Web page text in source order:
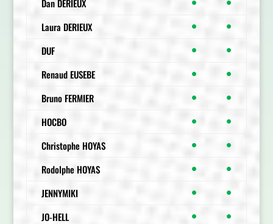
Dan DERIEUX ● ●
Laura DERIEUX ● ●
DUF ● ●
Renaud EUSEBE ● ●
Bruno FERMIER ● ●
HOCBO ● ●
Christophe HOYAS ● ●
Rodolphe HOYAS ● ●
JENNYMIKI ● ●
JO-HELL ● ●